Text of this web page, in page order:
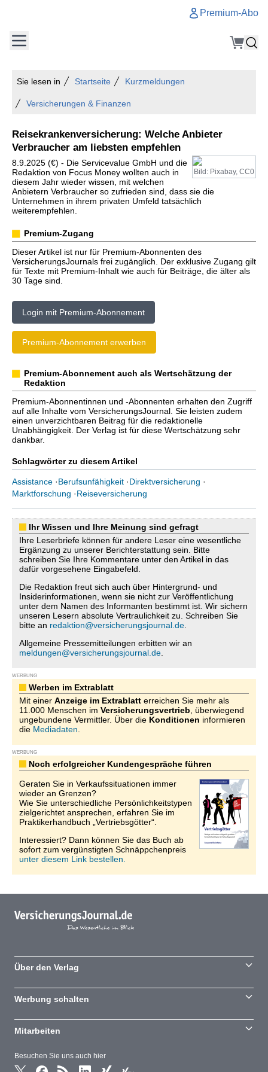
Premium-Abo
Sie lesen in Startseite Kurzmeldungen
Versicherungen & Finanzen
Reisekrankenversicherung: Welche Anbieter
Verbraucher am liebsten empfehlen
Bild: Pixabay, CC0
8.9.2025 (€) - Die Servicevalue GmbH und die
Redaktion von Focus Money wollten auch in
diesem Jahr wieder wissen, mit welchen
Anbietern Verbraucher so zufrieden sind, dass sie die
Unternehmen in ihrem privaten Umfeld tatsächlich
weiterempfehlen.
Premium-Zugang
Dieser Artikel ist nur für Premium-Abonnenten des
VersicherungsJournals frei zugänglich. Der exklusive Zugang gilt
für Texte mit Premium-Inhalt wie auch für Beiträge, die älter als
30 Tage sind.
Login mit Premium-Abonnement
Premium-Abonnement erwerben
Premium-Abonnement auch als Wertschätzung der
Redaktion
Premium-Abonnentinnen und -Abonnenten erhalten den Zugriff
auf alle Inhalte vom VersicherungsJournal. Sie leisten zudem
einen unverzichtbaren Beitrag für die redaktionelle
Unabhängigkeit. Der Verlag ist für diese Wertschätzung sehr
dankbar.
Schlagwörter zu diesem Artikel
Assistance ·Berufsunfähigkeit ·Direktversicherung ·
Marktforschung ·Reiseversicherung
Ihr Wissen und Ihre Meinung sind gefragt
Ihre Leserbriefe können für andere Leser eine wesentliche
Ergänzung zu unserer Berichterstattung sein. Bitte
schreiben Sie Ihre Kommentare unter den Artikel in das
dafür vorgesehene Eingabefeld.
Die Redaktion freut sich auch über Hintergrund- und
Insiderinformationen, wenn sie nicht zur Veröffentlichung
unter dem Namen des Informanten bestimmt ist. Wir sichern
unseren Lesern absolute Vertraulichkeit zu. Schreiben Sie
bitte an redaktion@versicherungsjournal.de
Allgemeine Pressemitteilungen erbitten wir an
meldungen@versicherungsjournal.de
WERBUNG
Werben im Extrablatt
Mit einer Anzeige im Extrablatt erreichen Sie mehr als
11.000 Menschen im Versicherungsvertrieb , überwiegend
ungebundene Vermittler. Über die Konditionen informieren
die Mediadaten
WERBUNG
Noch erfolgreicher Kundengespräche führen
Geraten Sie in Verkaufssituationen immer
wieder an Grenzen?
Wie Sie unterschiedliche Persönlichkeitstypen
zielgerichtet ansprechen, erfahren Sie im
Praktikerhandbuch „Vertriebsgötter“.
Interessiert? Dann können Sie das Buch ab
sofort zum vergünstigten Schnäppchenpreis
unter diesem Link bestellen.
Besuchen Sie uns auch hier
Über den Verlag
Werbung schalten
Mitarbeiten